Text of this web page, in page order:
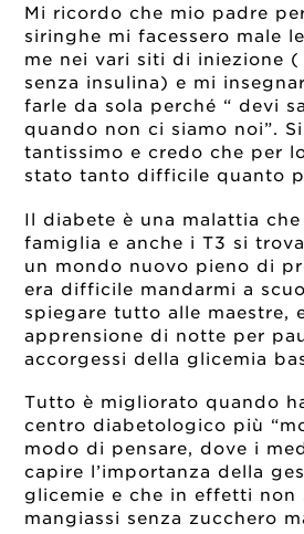
Mi ricordo che mio padre
siringhe mi facessero male
me nei vari siti di iniezione (
senza insulina) e mi
farle da sola perché “ devi
quando non ci siamo noi”.
tantissimo e credo che per
stato tanto difficile quanto
Il diabete è una malattia
famiglia e anche i T3 si
un mondo nuovo pieno di
era difficile mandarmi a
spiegare tutto alle maestre,
apprensione di notte per
accorgessi della glicemia
Tutto è migliorato quando
centro diabetologico più
modo di pensare, dove i
capire l’importanza della
glicemie e che in effetti non
mangiassi senza zucchero